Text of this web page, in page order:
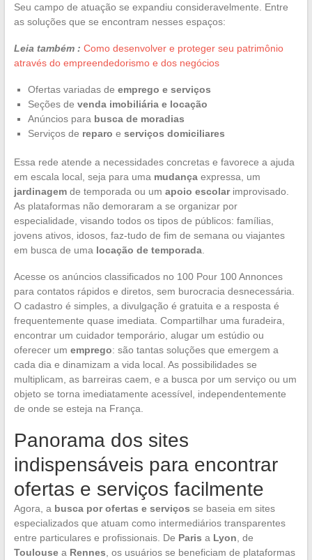
Seu campo de atuação se expandiu consideravelmente. Entre
as soluções que se encontram nesses espaços:
Leia também : Como desenvolver e proteger seu patrimônio
através do empreendedorismo e dos negócios
Ofertas variadas de emprego e serviços
Seções de venda imobiliária e locação
Anúncios para busca de moradias
Serviços de reparo e serviços domiciliares
Essa rede atende a necessidades concretas e favorece a ajuda
em escala local, seja para uma mudançaexpressa, um
jardinagemde temporada ou um apoio escolarimprovisado.
As plataformas não demoraram a se organizar por
especialidade, visando todos os tipos de públicos: famílias,
jovens ativos, idosos, faz-tudo de fim de semana ou viajantes
em busca de uma locação de temporada.
Acesse os anúncios classificados no 100 Pour 100 Annonces
para contatos rápidos e diretos, sem burocracia desnecessária.
O cadastro é simples, a divulgação é gratuita e a resposta é
frequentemente quase imediata. Compartilhar uma furadeira,
encontrar um cuidador temporário, alugar um estúdio ou
oferecer um emprego: são tantas soluções que emergem a
cada dia e dinamizam a vida local. As possibilidades se
multiplicam, as barreiras caem, e a busca por um serviço ou um
objeto se torna imediatamente acessível, independentemente
de onde se esteja na França.
Panorama dos sites
indispensáveis para encontrar
ofertas e serviços facilmente
Agora, a busca por ofertas e serviços se baseia em sites
especializados que atuam como intermediários transparentes
entre particulares e profissionais. De Paris a Lyon , de
Toulousea Rennes , os usuários se beneficiam de plataformas